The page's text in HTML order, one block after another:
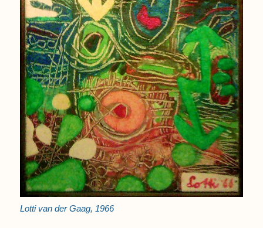
Lotti van der Gaag, 1966